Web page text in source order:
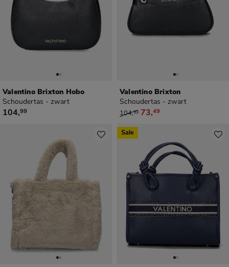
Valentino Brixton Hobo
Schoudertas - zwart
€ 104,99
104,99
Valentino Brixton
Schoudertas - zwart
van € 104,99 voor € 73,49
104,99 73,49
Sale